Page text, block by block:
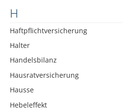
H
Haftpflichtversicherung
Halter
Handelsbilanz
Hausratversicherung
Hausse
Hebeleffekt